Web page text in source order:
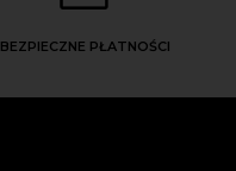
BEZPIECZNE PŁATNOŚCI